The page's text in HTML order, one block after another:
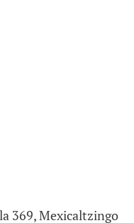
369, Mexicaltzingo